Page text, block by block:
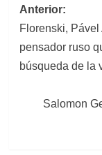
de
entradas
Anterior:
Florenski, Pável
pensador ruso
búsqueda de la
Salomon